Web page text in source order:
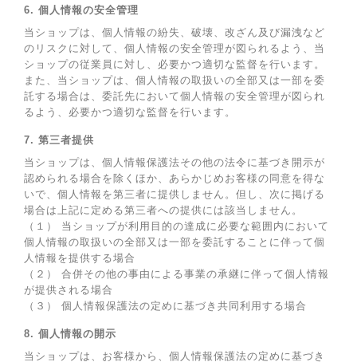
6. 個人情報の安全管理
当ショップは、個人情報の紛失、破壊、改ざん及び漏洩など
のリスクに対して、個人情報の安全管理が図られるよう、当
ショップの従業員に対し、必要かつ適切な監督を行います。
また、当ショップは、個人情報の取扱いの全部又は一部を委
託する場合は、委託先において個人情報の安全管理が図られ
るよう、必要かつ適切な監督を行います。
7. 第三者提供
当ショップは、個人情報保護法その他の法令に基づき開示が
認められる場合を除くほか、あらかじめお客様の同意を得な
いで、個人情報を第三者に提供しません。但し、次に掲げる
場合は上記に定める第三者への提供には該当しません。
（１） 当ショップが利用目的の達成に必要な範囲内において
個人情報の取扱いの全部又は一部を委託することに伴って個
人情報を提供する場合
（２） 合併その他の事由による事業の承継に伴って個人情報
が提供される場合
（３） 個人情報保護法の定めに基づき共同利用する場合
8. 個人情報の開示
当ショップは、お客様から、個人情報保護法の定めに基づき